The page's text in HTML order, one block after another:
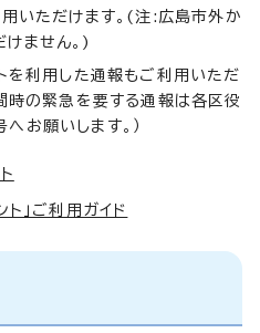
いただけます。(注:広島市外か
ません。)
利用した通報もご利用いただ
間時の緊急を要する通報は各区役
お願いします。）
」ご利用ガイド